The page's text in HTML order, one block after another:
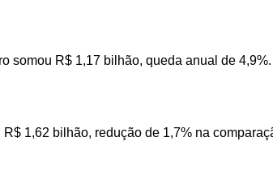
somou R$ 1,17 bilhão, queda anual de 4,9%.
1,62 bilhão, redução de 1,7% na